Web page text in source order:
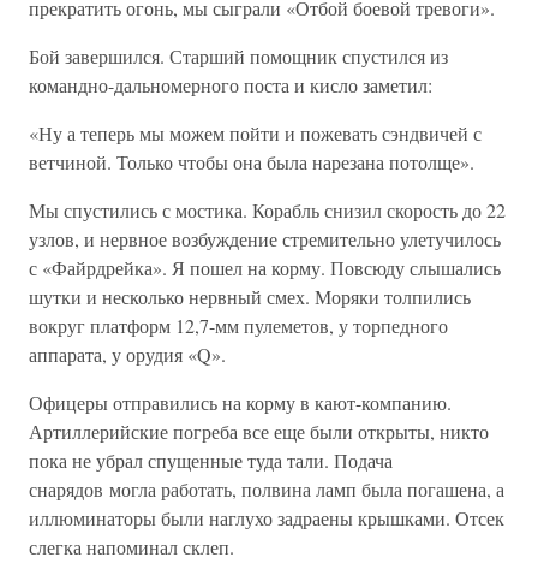
прекратить огонь, мы сыграли «Отбой боевой тревоги».
Бой завершился. Старший помощник спустился из
командно-дальномерного поста и кисло заметил:
«Ну а теперь мы можем пойти и пожевать сэндвичей с
ветчиной. Только чтобы она была нарезана потолще».
Мы спустились с мостика. Корабль снизил скорость до 22
узлов, и нервное возбуждение стремительно улетучилось
с «Файрдрейка». Я пошел на корму. Повсюду слышались
шутки и несколько нервный смех. Моряки толпились
вокруг платформ 12,7-мм пулеметов, у торпедного
аппарата, у орудия «Q».
Офицеры отправились на корму в кают-компанию.
Артиллерийские погреба все еще были открыты, никто
пока не убрал спущенные туда тали. Подача
снарядов могла работать, полвина ламп была погашена, а
иллюминаторы были наглухо задраены крышками. Отсек
слегка напоминал склеп.